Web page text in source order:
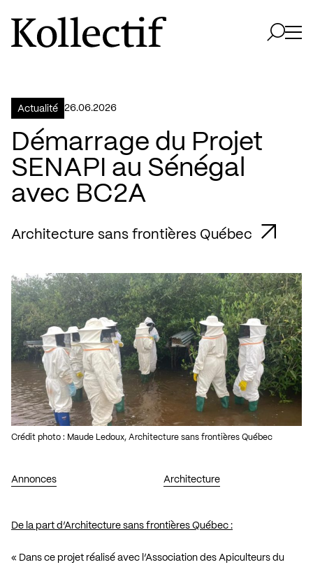
Aller à la page d'accueil
Logo Kollectif
Actualité 26.06.2026
Démarrage du Projet
SENAPI au Sénégal
avec BC2A
Architecture sans frontières Québec
Annonces Architecture
Crédit photo : Maude Ledoux, Architecture sans frontières Québec
De la part d’Architecture sans frontières Québec :
« Dans ce projet réalisé avec l’Association des Apiculteurs du